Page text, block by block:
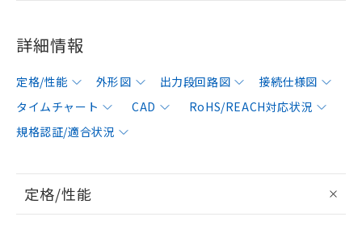
詳細情報
定格/性能 外形図 出力段回路図
接続仕様図
タイムチャート
CAD
RoHS/REACH対応状況
規格認証/適合状況
定格/性能